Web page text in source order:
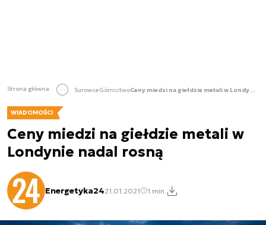
Strona główna SurowceGórnictwo Ceny miedzi na giełdzie metali w Londynie nadal rosną
WIADOMOŚCI
Ceny miedzi na giełdzie metali w
Londynie nadal rosną
Energetyka2421.01.2021 1 min.